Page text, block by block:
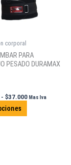
corporal
PARA
PESADO DURAMAX
- $37.000Rango
de
Mas Iva